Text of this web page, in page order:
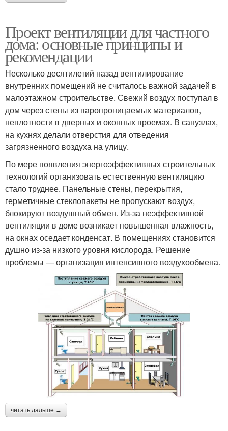
Проект вентиляции для частного
дома: основные принципы и
рекомендации
Несколько десятилетий назад вентилирование
внутренних помещений не считалось важной задачей в
малоэтажном строительстве. Свежий воздух поступал в
дом через стены из паропроницаемых материалов,
неплотности в дверных и оконных проемах. В санузлах,
на кухнях делали отверстия для отведения
загрязненного воздуха на улицу.
По мере появления энергоэффективных строительных
технологий организовать естественную вентиляцию
стало труднее. Панельные стены, перекрытия,
герметичные стеклопакеты не пропускают воздух,
блокируют воздушный обмен. Из-за неэффективной
вентиляции в доме возникает повышенная влажность,
на окнах оседает конденсат. В помещениях становится
душно из-за низкого уровня кислорода. Решение
проблемы — организация интенсивного воздухообмена.
читать дальше →